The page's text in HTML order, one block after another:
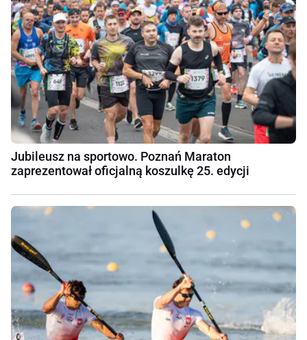
Jubileusz na sportowo. Poznań Maraton
zaprezentował oficjalną koszulkę 25. edycji